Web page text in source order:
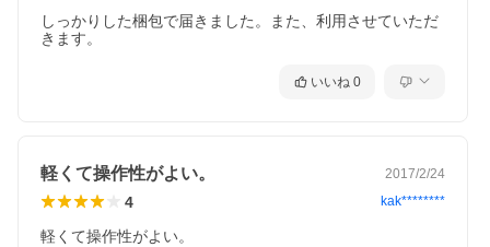
しっかりした梱包で届きました。また、利用させていただ
きます。
いいね 0
軽くて操作性がよい。 2017/2/24
4 kak********
軽くて操作性がよい。